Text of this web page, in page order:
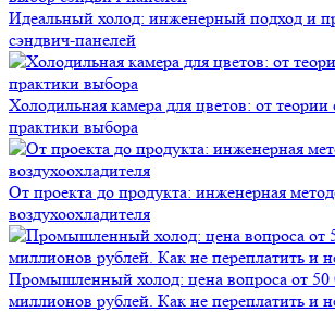
Идеальный холод: инженерный подход и
сэндвич-панелей
Холодильная камера для цветов: от теории
практики выбора
От проекта до продукта: инженерная
воздухоохладителя
Промышленный холод: цена вопроса от 50
миллионов рублей. Как не переплатить и